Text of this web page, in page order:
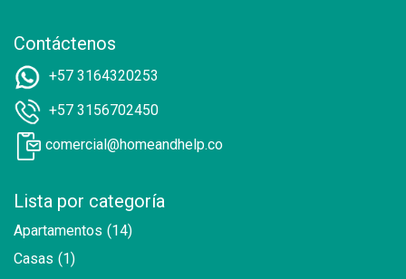
Contáctenos
+57 3164320253
+57 3156702450
comercial@homeandhelp.co
Lista por categoría
Apartamentos (14)
Casas (1)